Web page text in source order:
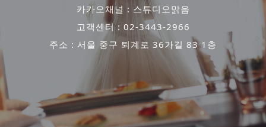
카카오채널 : 스튜디오맑음
고객센터 : 02-3443-2966
주소 : 서울 중구 퇴계로 36가길 83 1층